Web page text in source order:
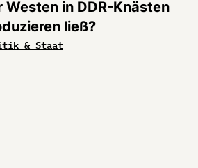
Westen in DDR-Knästen
ließ?
& Staat